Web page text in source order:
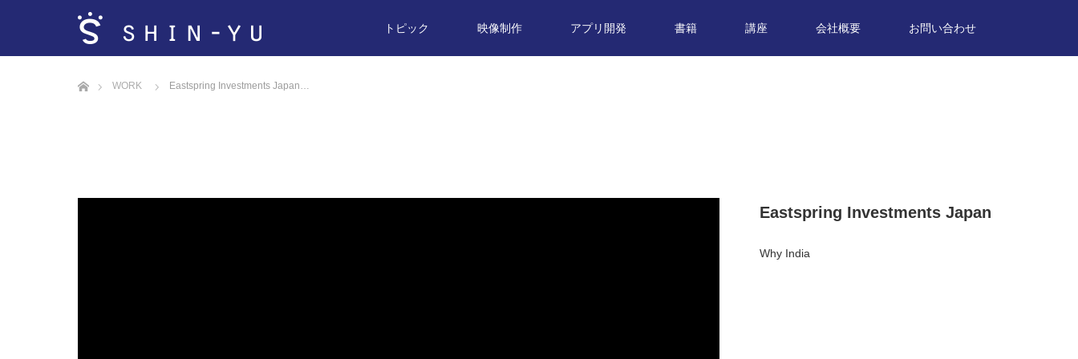
トピック 映像制作 アプリ開発 書籍 講座 会社概要 お問い合わせ
WORK Eastspring Investments Japan…
Eastspring Investments Japan
Why India